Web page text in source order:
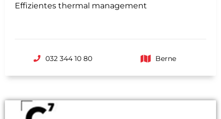
Effizientes thermal management
032 344 10 80 Berne